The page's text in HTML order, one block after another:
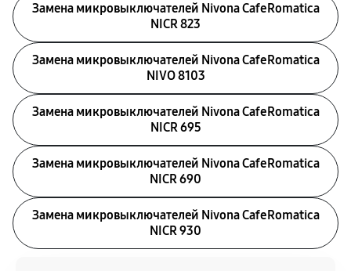
Замена микровыключателей Nivona CafeRomatica
NICR 823
Замена микровыключателей Nivona CafeRomatica
NIVO 8103
Замена микровыключателей Nivona CafeRomatica
NICR 695
Замена микровыключателей Nivona CafeRomatica
NICR 690
Замена микровыключателей Nivona CafeRomatica
NICR 930